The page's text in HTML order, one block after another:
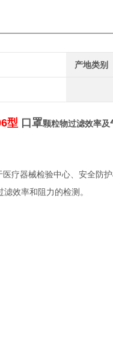
产地类别
型 口罩颗粒物过滤效率及
医疗器械检验中心、安全防
滤效率和阻力的检测。